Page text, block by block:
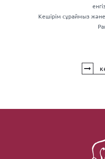
Кешірім сұраймыз және